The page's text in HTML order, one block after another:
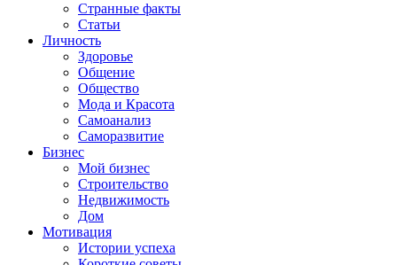
Странные факты
Статьи
Личность
Здоровье
Общение
Общество
Мода и Красота
Самоанализ
Саморазвитие
Бизнес
Мой бизнес
Строительство
Недвижимость
Дом
Мотивация
Истории успеха